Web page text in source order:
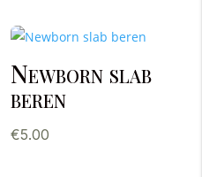
Newborn slab
beren
€5.00